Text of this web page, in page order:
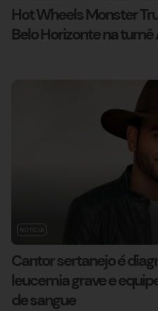
Hot Wheels Monster
Belo Horizonte na
NOTÍCIA
Cantor sertanejo é
leucemia grave e
de sangue